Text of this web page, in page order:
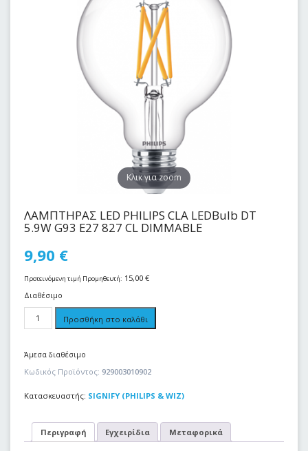
Kλικ για zoom
ΛΑΜΠΤΗΡΑΣ LED PHILIPS CLA LEDBulb DT
5.9W G93 E27 827 CL DIMMABLE
9,90 €
Προτεινόμενη τιμή Προμηθευτή: 15,00 €
Διαθέσιμο
Προσθήκη στο καλάθι
Άμεσα διαθέσιμο
Κωδικός Προϊόντος: 929003010902
Κατασκευαστής: SIGNIFY (PHILIPS & WIZ)
Περιγραφή Εγχειρίδια Μεταφορικά